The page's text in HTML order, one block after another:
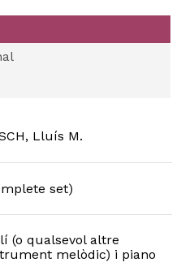
Lluís M.
set)
(o qualsevol altre
melòdic) i piano